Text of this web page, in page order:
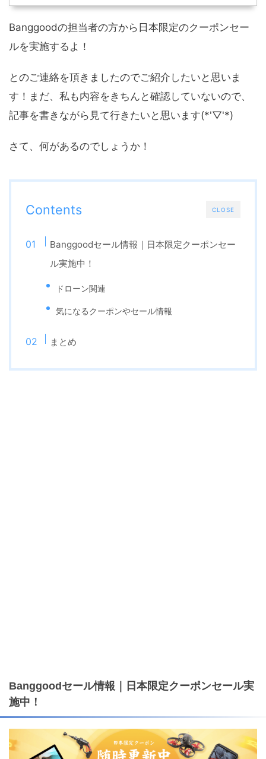
Banggoodの担当者の方から日本限定のクーポンセー
ルを実施するよ！
とのご連絡を頂きましたのでご紹介したいと思いま
す！まだ、私も内容をきちんと確認していないので、
記事を書きながら見て行きたいと思います(*'▽'*)
さて、何があるのでしょうか！
CLOSE
Contents
Banggoodセール情報｜日本限定クーポンセー
ル実施中！
ドローン関連
気になるクーポンやセール情報
まとめ
Banggoodセール情報｜日本限定クーポンセール実
施中！